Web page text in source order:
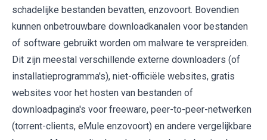
schadelijke bestanden bevatten, enzovoort. Bovendien
kunnen onbetrouwbare downloadkanalen voor bestanden
of software gebruikt worden om malware te verspreiden.
Dit zijn meestal verschillende externe downloaders (of
installatieprogramma's), niet-officiële websites, gratis
websites voor het hosten van bestanden of
downloadpagina's voor freeware, peer-to-peer-netwerken
(torrent-clients, eMule enzovoort) en andere vergelijkbare